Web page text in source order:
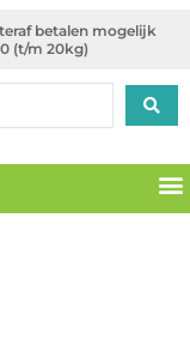
betalen mogelijk
(t/m 20kg)